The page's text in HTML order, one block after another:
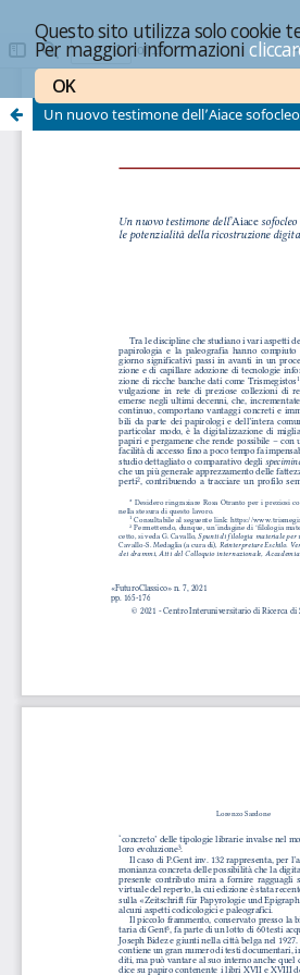
Questo sito utilizza solo cookie
Per maggiori informazioni
OK